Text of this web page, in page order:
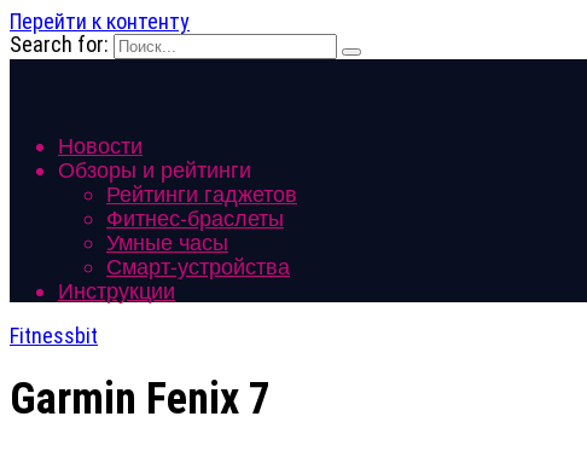
Перейти к контенту
Search for:
Новости
Обзоры и рейтинги
Рейтинги гаджетов
Фитнес-браслеты
Умные часы
Смарт-устройства
Инструкции
Fitnessbit
Garmin Fenix 7